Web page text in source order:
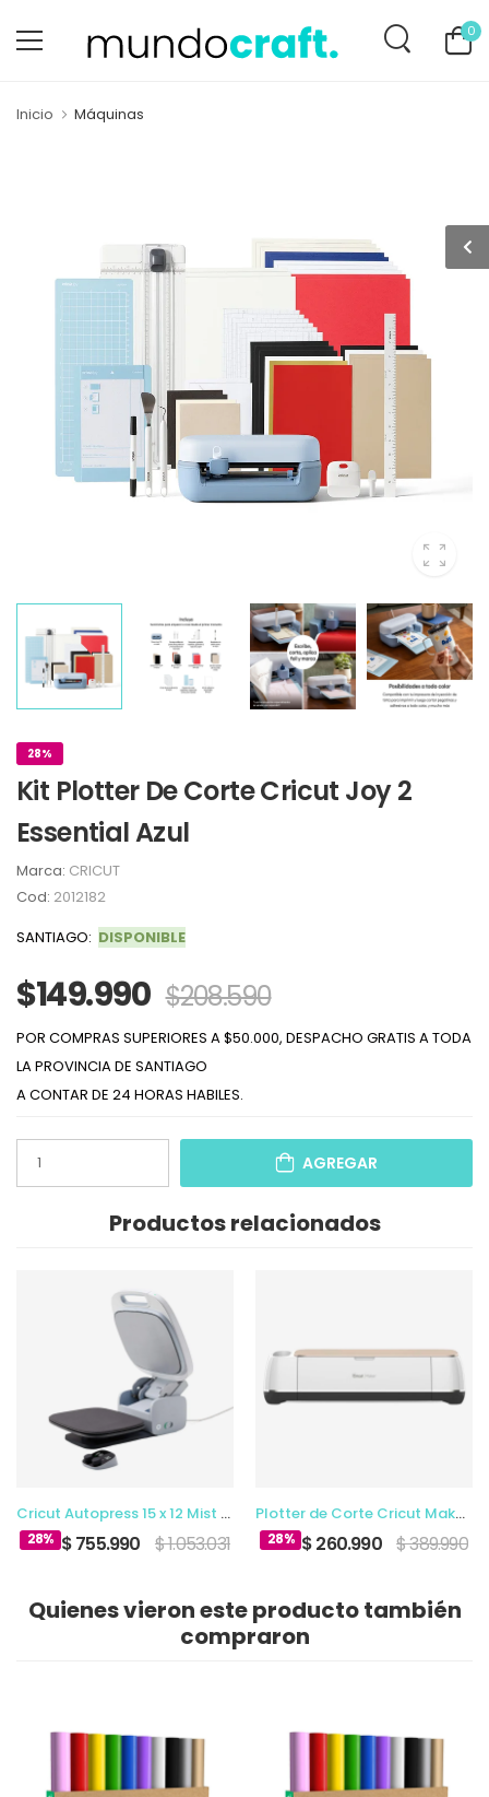
0
Inicio Máquinas
28%
Kit Plotter De Corte Cricut Joy 2
Essential Azul
Marca: CRICUT
Cod: 2012182
SANTIAGO: DISPONIBLE
$149.990 $208.590
POR COMPRAS SUPERIORES A $50.000, DESPACHO GRATIS A TODA
LA PROVINCIA DE SANTIAGO
A CONTAR DE 24 HORAS HABILES.
AGREGAR
Productos relacionados
Cricut Autopress 15 x 12 Mist Namr 220V
28% $ 755.990 $ 1.053.031
Plotter de Corte Cricut Maker Champagne
28% $ 260.990 $ 389.990
Quienes vieron este producto también
compraron